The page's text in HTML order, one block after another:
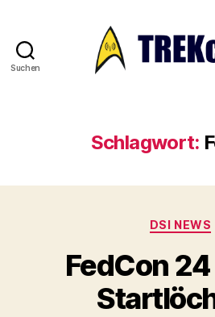
Suchen
Schlagwort:
DSI NEWS
FedCon